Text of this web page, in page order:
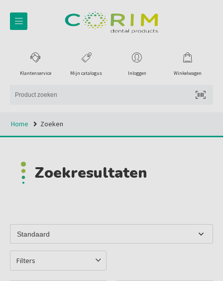
Winkelwagen
Inloggen
Mijn catalogus
Klantenservice
Home Zoeken
Zoekresultaten
Filters